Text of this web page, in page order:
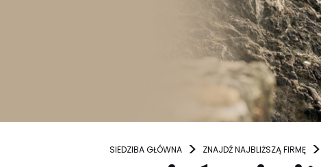
SIEDZIBA GŁÓWNA ZNAJDŹ NAJBLIŻSZĄ FIRMĘ